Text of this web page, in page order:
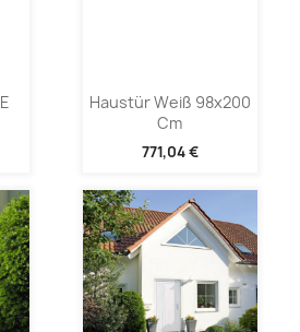
Haustür Weiß 98x200
Cm
771,04 €